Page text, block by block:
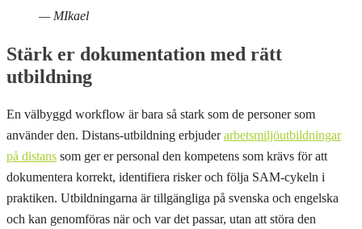
— MIkael
Stärk er dokumentation med rätt
utbildning
En välbyggd workflow är bara så stark som de personer som
använder den. Distans-utbildning erbjuderarbetsmiljöutbildningar
på distans som ger er personal den kompetens som krävs för att
dokumentera korrekt, identifiera risker och följa SAM-cykeln i
praktiken. Utbildningarna är tillgängliga på svenska och engelska
och kan genomföras när och var det passar, utan att störa den